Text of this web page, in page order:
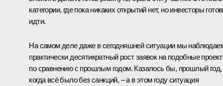
категории, где пока никаких открытий нет, но инвесторы
идти.
На самом деле даже в сегодняшней ситуации мы
практически десятикратный рост заявок на подобные
по сравнению с прошлым годом. Казалось бы, прошлый год,
когда всё было без санкций, – а в этом году ситуация